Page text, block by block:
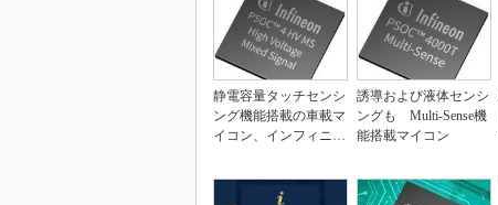
静電容量タッチセンシ
ング機能搭載の車載マ
イコン、インフィニオ
誘導および液体センシ
ングも Multi-Sense機
能搭載マイコン